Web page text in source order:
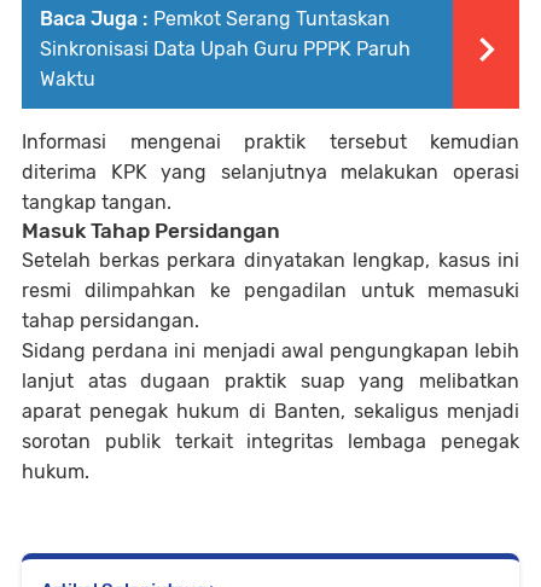
Baca Juga : Pemkot Serang Tuntaskan
Sinkronisasi Data Upah Guru PPPK Paruh
Waktu
Informasi mengenai praktik tersebut kemudian
diterima KPK yang selanjutnya melakukan operasi
tangkap tangan.
Masuk Tahap Persidangan
Setelah berkas perkara dinyatakan lengkap, kasus ini
resmi dilimpahkan ke pengadilan untuk memasuki
tahap persidangan.
Sidang perdana ini menjadi awal pengungkapan lebih
lanjut atas dugaan praktik suap yang melibatkan
aparat penegak hukum di Banten, sekaligus menjadi
sorotan publik terkait integritas lembaga penegak
hukum.